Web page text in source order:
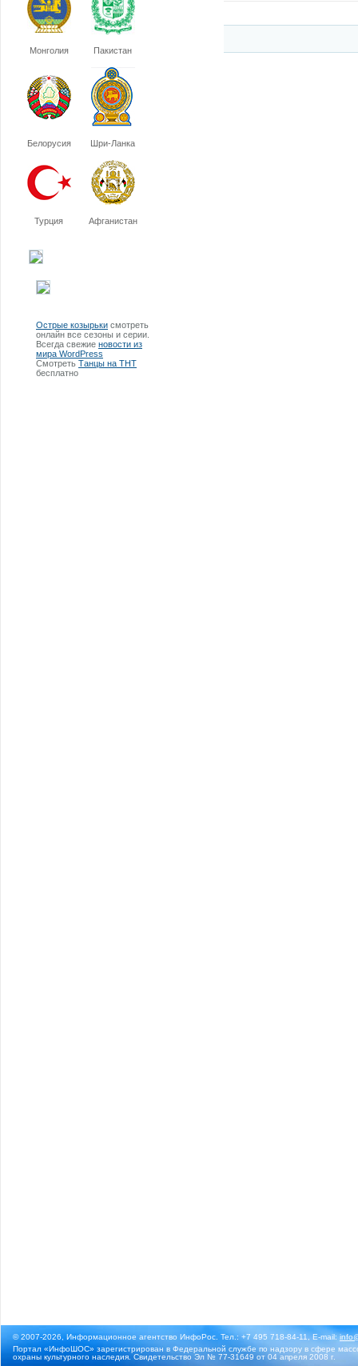
Монголия Пакистан
Белорусия Шри-Ланка
Турция Афганистан
Острые козырьки смотреть
онлайн все сезоны и серии.
Всегда свежие новости из
мира WordPress
Смотреть Танцы на ТНТ
бесплатно
© 2007-2026, Информационное агентство ИнфоРос. Тел.: +7 495 718-84-11, E-mail:
Портал «ИнфоШОС» зарегистрирован в Федеральной службе по надзору в сфере
охраны культурного наследия. Свидетельство Эл № 77-31649 от 04 апреля 2008 г.